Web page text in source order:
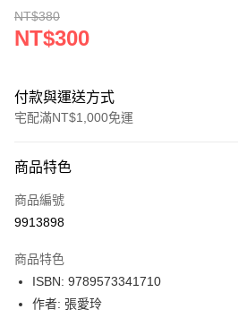
NT$380
NT$300
付款與運送方式
宅配滿NT$1,000免運
icash Pay
信用卡一次付款
LINE Pay
Apple Pay
商品特色
商品編號
9913898
商品特色
ISBN: 9789573341710
作者: 張愛玲